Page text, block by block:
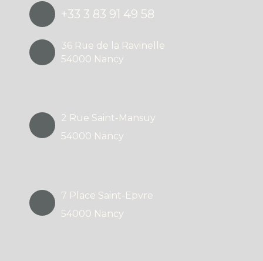
+33 3 83 91 49 58
36 Rue de la Ravinelle
54000 Nancy
2 Rue Saint-Mansuy
54000 Nancy
7 Place Saint-Epvre
54000 Nancy